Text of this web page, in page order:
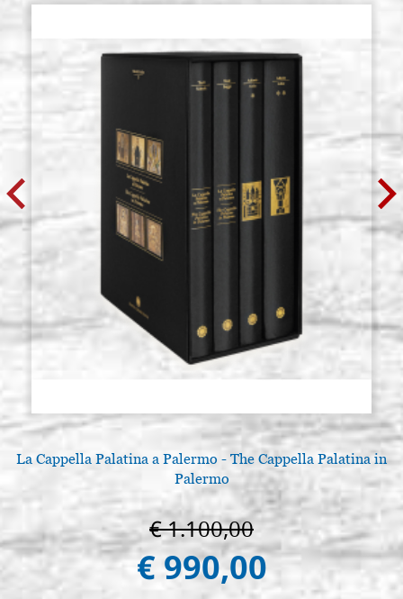
La Cappella Palatina a Palermo - The Cappella Palatina in
Palermo
€ 1.100,00
€ 990,00